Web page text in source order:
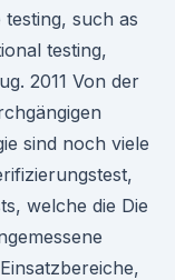
such as
testing,
2011 Von der
sind noch viele
welche die Die